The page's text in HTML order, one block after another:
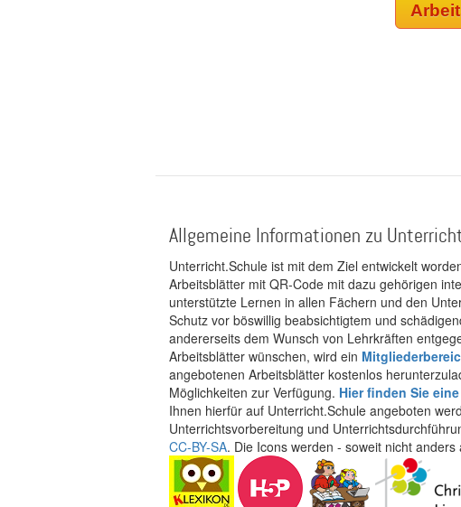
Allgemeine Informationen zu
Unterricht.Schule ist mit dem Ziel entwickelt
Arbeitsblätter mit QR-Code mit dazu gehörigen
unterstützte Lernen in allen Fächern und den
Schutz vor böswillig beabsichtigtem und
andererseits dem Wunsch von Lehrkräften
Arbeitsblätter wünschen, wird ein
angebotenen Arbeitsblätter kostenlos
Möglichkeiten zur Verfügung. Hier finden Sie
Ihnen hierfür auf Unterricht.Schule angeboten
Unterrichtsvorbereitung und
CC-BY-SA. Die Icons werden - soweit nicht